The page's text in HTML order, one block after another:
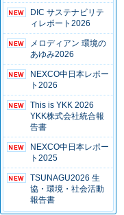
DIC サステナビリテ
ィレポート2026
メロディアン 環境の
あゆみ2026
NEXCO中日本レポー
ト2026
This is YKK 2026
YKK株式会社統合報
告書
NEXCO中日本レポー
ト2025
TSUNAGU2026 生
協・環境・社会活動
報告書